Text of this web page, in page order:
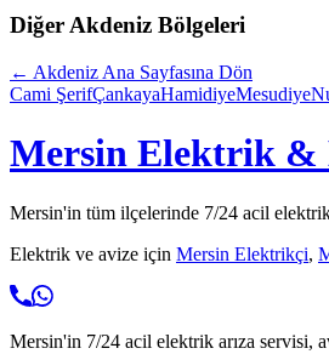
Diğer Akdeniz Bölgeleri
← Akdeniz Ana Sayfasına Dön
Cami ŞerifÇankayaHamidiyeMesudiye
Mersin Elektrik &
Mersin'in tüm ilçelerinde 7/24 acil
Elektrik ve avize için Mersin Elektrikçi,
Mersin'in 7/24 acil elektrik arıza servisi,